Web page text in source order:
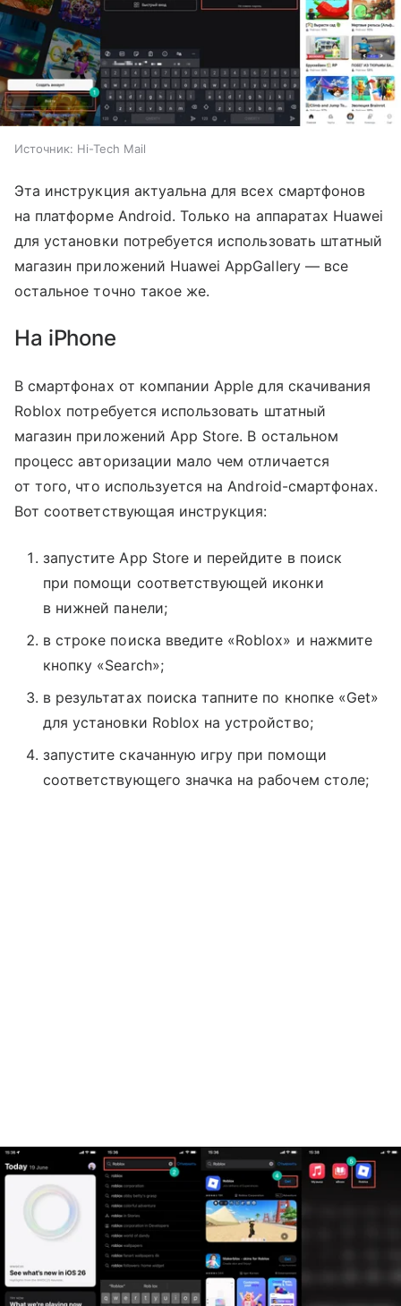
Источник: Hi-Tech Mail
Эта инструкция актуальна для всех смартфонов
на платформе Android. Только на аппаратах Huawei
для установки потребуется использовать штатный
магазин приложений Huawei AppGallery — все
остальное точно такое же.
На iPhone
В смартфонах от компании Apple для скачивания
Roblox потребуется использовать штатный
магазин приложений App Store. В остальном
процесс авторизации мало чем отличается
от того, что используется на Android-смартфонах.
Вот соответствующая инструкция:
запустите App Store и перейдите в поиск
при помощи соответствующей иконки
в нижней панели;
в строке поиска введите «Roblox» и нажмите
кнопку «Search»;
в результатах поиска тапните по кнопке «Get»
для установки Roblox на устройство;
запустите скачанную игру при помощи
соответствующего значка на рабочем столе;